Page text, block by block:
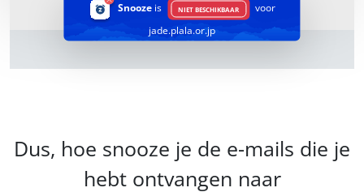
Snooze is NIET BESCHIKBAAR
voor
jade.plala.or.jp
Dus, hoe snooze je de e-mails die je
hebt ontvangen naar